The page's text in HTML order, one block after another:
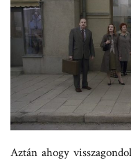
Aztán ahogy